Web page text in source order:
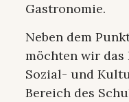
Gastronomie.
Neben dem
möchten wir
Sozial- und
Bereich des